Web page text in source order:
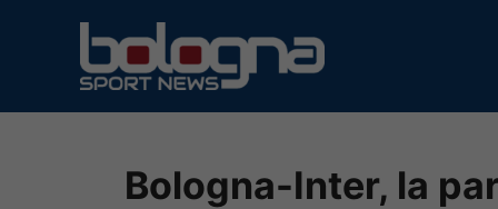
contenuto
Bologna-Inter, la